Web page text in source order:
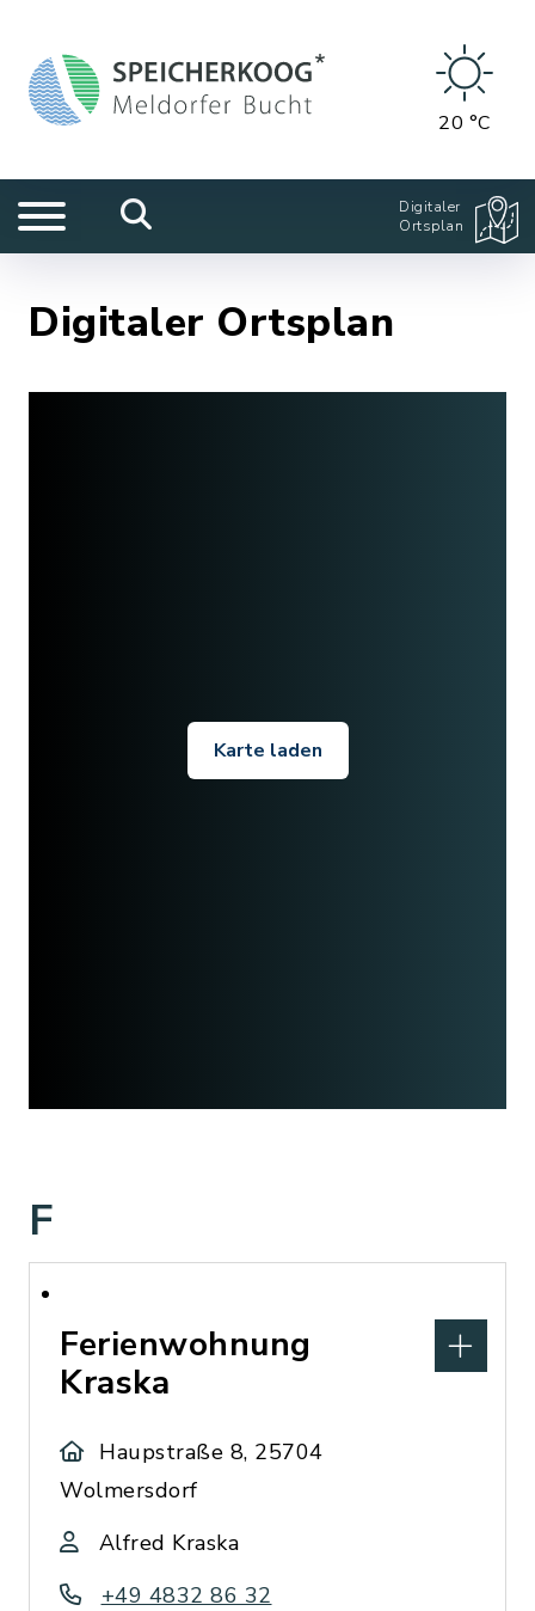
20 °C
Digitaler
Ortsplan
Digitaler Ortsplan
Karte laden
F
Ferienwohnung
Kraska
Haupstraße 8, 25704
Wolmersdorf
Alfred Kraska
+49 4832 86 32